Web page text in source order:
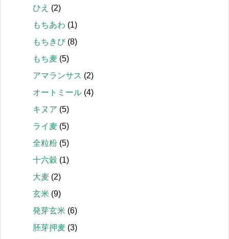
ひえ (2)
もちあわ (1)
もちきび(8)
もち麦 (5)
アマランサス (2)
オートミール (4)
キヌア (5)
ライ麦 (5)
全粒粉 (5)
十六穀 (1)
大麦 (2)
玄米 (9)
発芽玄米 (6)
胚芽押麦 (3)